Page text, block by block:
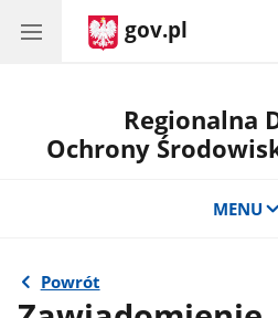
gov.pl
Regionalna
Ochrony
MENU
Powrót